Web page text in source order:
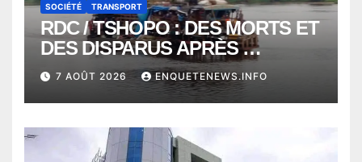
SOCIÉTÉ TRANSPORT
RDC / TSHOPO : DES MORTS ET
DES DISPARUS APRÈS
NAUFRAGE D’UNE BALEINIERE
À QUELQUES KILOMÈTRES DE
KISANGANI
7 AOÛT 2026 ENQUETENEWS.INFO